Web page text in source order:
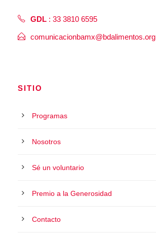
GDL : 33 3810 6595
comunicacionbamx@bdalimentos.org
SITIO
Programas
Nosotros
Sé un voluntario
Premio a la Generosidad
Contacto